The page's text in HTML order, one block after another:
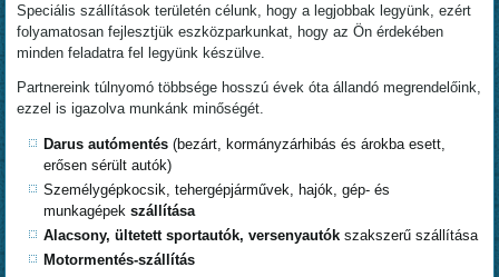
Speciális szállítások területén célunk, hogy a legjobbak legyünk, ezért
folyamatosan fejlesztjük eszközparkunkat, hogy az Ön érdekében
minden feladatra fel legyünk készülve.
Partnereink túlnyomó többsége hosszú évek óta állandó megrendelőink,
ezzel is igazolva munkánk minőségét.
Darus autómentés(bezárt, kormányzárhibás és árokba esett,
erősen sérült autók)
Személygépkocsik, tehergépjárművek, hajók, gép- és
munkagépekszállítása
Alacsony, ültetett sportautók, versenyautókszakszerű szállítása
Motormentés-szállítás